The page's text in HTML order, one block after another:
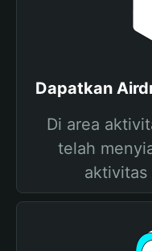
Dapatkan
Di area
telah
aktivitas